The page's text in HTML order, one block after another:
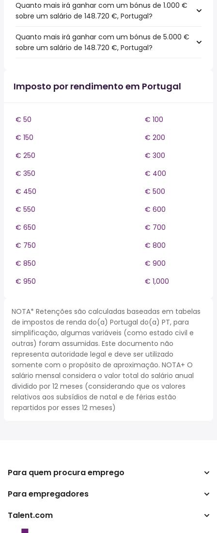
Quanto mais irá ganhar com um bónus de 1.000 €
sobre um salário de 148.720 €, Portugal?
Quanto mais irá ganhar com um bónus de 5.000 €
sobre um salário de 148.720 €, Portugal?
Imposto por rendimento em Portugal
€ 50
€ 100
€ 150
€ 200
€ 250
€ 300
€ 350
€ 400
€ 450
€ 500
€ 550
€ 600
€ 650
€ 700
€ 750
€ 800
€ 850
€ 900
€ 950
€ 1,000
NOTA* Retenções são calculadas baseadas em tabelas
de impostos de renda do(a) Portugal do(a) PT, para
simplificação, algumas variáveis (como estado civil e
outras) foram assumidas. Este documento não
representa autoridade legal e deve ser utilizado
somente com o propósito de aproximação. NOTA+ O
salário mensal considera o valor total do salário anual
dividido por 12 meses (considerando que os valores
relativos aos subsídios de natal e de férias estão
repartidos por esses 12 meses)
Para quem procura emprego
Procurar empregos
Para empregadores
Empreendimento
Talent.com